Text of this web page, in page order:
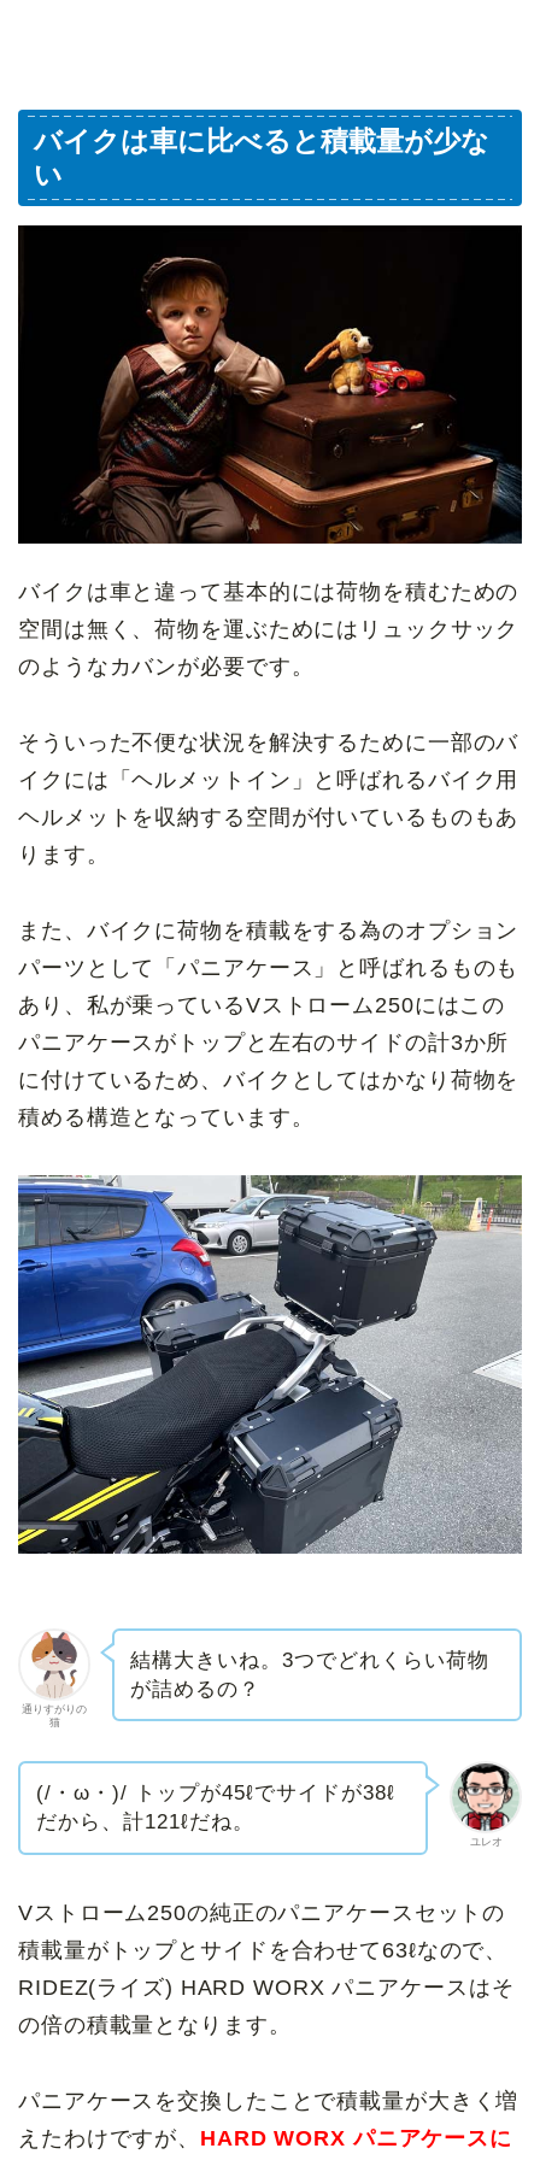
バイクは車に比べると積載量が少な
い
バイクは車と違って基本的には荷物を積むための
空間は無く、荷物を運ぶためにはリュックサック
のようなカバンが必要です。
そういった不便な状況を解決するために一部のバ
イクには「ヘルメットイン」と呼ばれるバイク用
ヘルメットを収納する空間が付いているものもあ
ります。
また、バイクに荷物を積載をする為のオプション
パーツとして「パニアケース」と呼ばれるものも
あり、私が乗っているVストローム250にはこの
パニアケースがトップと左右のサイドの計3か所
に付けているため、バイクとしてはかなり荷物を
積める構造となっています。
通りすがりの
猫
結構大きいね。3つでどれくらい荷物
が詰めるの？
ユレオ
(/・ω・)/ トップが45ℓでサイドが38ℓ
だから、計121ℓだね。
Vストローム250の純正のパニアケースセットの
積載量がトップとサイドを合わせて63ℓなので、
RIDEZ(ライズ) HARD WORX パニアケースはそ
の倍の積載量となります。
パニアケースを交換したことで積載量が大きく増
えたわけですが、 HARD WORX パニアケースに